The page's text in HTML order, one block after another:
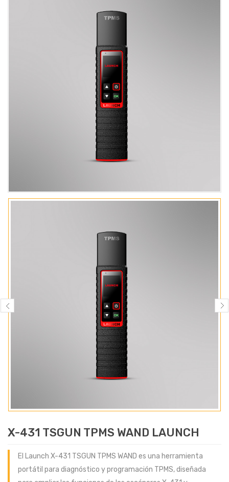
X-431 TSGUN TPMS WAND LAUNCH
El Launch X-431 TSGUN TPMS WAND es una herramienta
portátil para diagnóstico y programación TPMS, diseñada